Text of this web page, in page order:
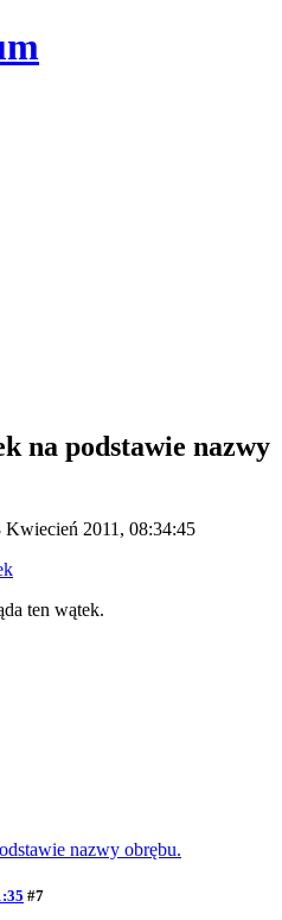
na podstawie nazwy
Kwiecień 2011, 08:34:45
ten wątek.
nazwy obrębu.
#7